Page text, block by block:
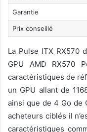
Garantie
Prix conseillé
La Pulse ITX RX570
GPU AMD RX570
caractéristiques de
un GPU allant de
ainsi que de 4 Go de
acheteurs ciblés il
caractéristiques